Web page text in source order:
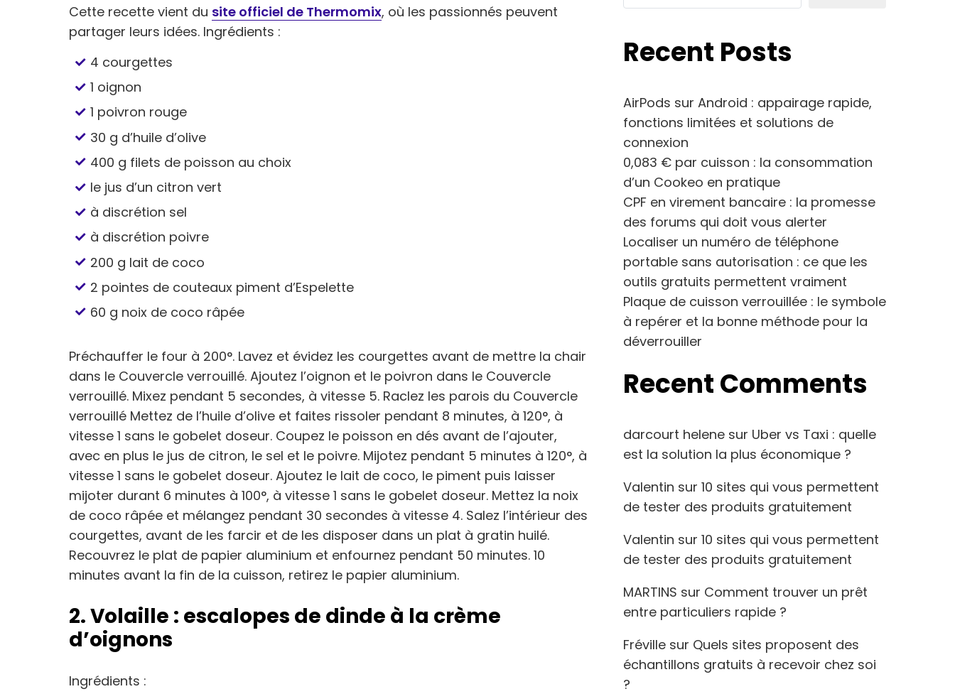
Cette recette vient du site officiel de Thermomix, où les passionnés peuvent
partager leurs idées. Ingrédients :
4 courgettes
1 oignon
1 poivron rouge
30 g d’huile d’olive
400 g filets de poisson au choix
le jus d’un citron vert
à discrétion sel
à discrétion poivre
200 g lait de coco
2 pointes de couteaux piment d’Espelette
60 g noix de coco râpée
Préchauffer le four à 200°. Lavez et évidez les courgettes avant de mettre la chair
dans le Couvercle verrouillé. Ajoutez l’oignon et le poivron dans le Couvercle
verrouillé. Mixez pendant 5 secondes, à vitesse 5. Raclez les parois du Couvercle
verrouillé Mettez de l’huile d’olive et faites rissoler pendant 8 minutes, à 120°, à
vitesse 1 sans le gobelet doseur. Coupez le poisson en dés avant de l’ajouter,
avec en plus le jus de citron, le sel et le poivre. Mijotez pendant 5 minutes à 120°, à
vitesse 1 sans le gobelet doseur. Ajoutez le lait de coco, le piment puis laisser
mijoter durant 6 minutes à 100°, à vitesse 1 sans le gobelet doseur. Mettez la noix
de coco râpée et mélangez pendant 30 secondes à vitesse 4. Salez l’intérieur des
courgettes, avant de les farcir et de les disposer dans un plat à gratin huilé.
Recouvrez le plat de papier aluminium et enfournez pendant 50 minutes. 10
minutes avant la fin de la cuisson, retirez le papier aluminium.
2. Volaille : escalopes de dinde à la crème
d’oignons
Ingrédients :
Recent Posts
AirPods sur Android : appairage rapide,
fonctions limitées et solutions de
connexion
0,083 € par cuisson : la consommation
d’un Cookeo en pratique
CPF en virement bancaire : la promesse
des forums qui doit vous alerter
Localiser un numéro de téléphone
portable sans autorisation : ce que les
outils gratuits permettent vraiment
Plaque de cuisson verrouillée : le symbole
à repérer et la bonne méthode pour la
déverrouiller
Recent Comments
darcourt helene sur Uber vs Taxi : quelle
est la solution la plus économique ?
Valentin sur 10 sites qui vous permettent
de tester des produits gratuitement
Valentin sur 10 sites qui vous permettent
de tester des produits gratuitement
MARTINS sur Comment trouver un prêt
entre particuliers rapide ?
Fréville sur Quels sites proposent des
échantillons gratuits à recevoir chez soi
?